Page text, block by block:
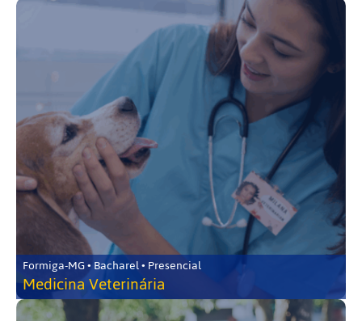
Formiga-MG • Bacharel • Presencial
Medicina Veterinária